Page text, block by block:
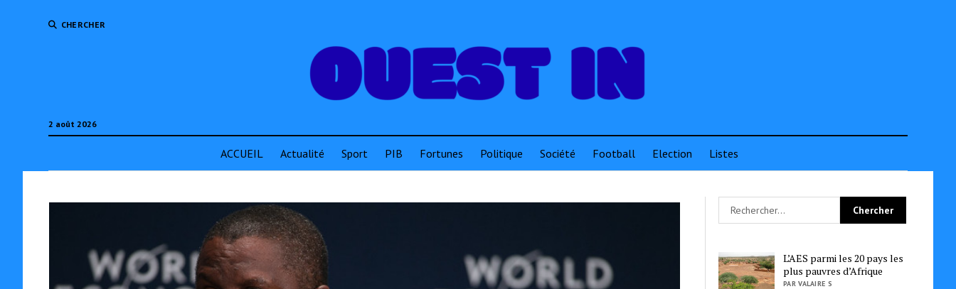
CHERCHER
2 août 2026
ACCUEIL Actualité Sport PIB Fortunes Politique Société Football Election Listes
L’AES parmi les 20 pays les
plus pauvres d’Afrique
PAR VALAIRE S